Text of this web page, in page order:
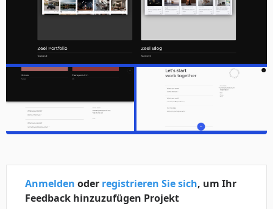
Anmelden oder registrieren Sie sich, um Ihr
Feedback hinzuzufügen Projekt